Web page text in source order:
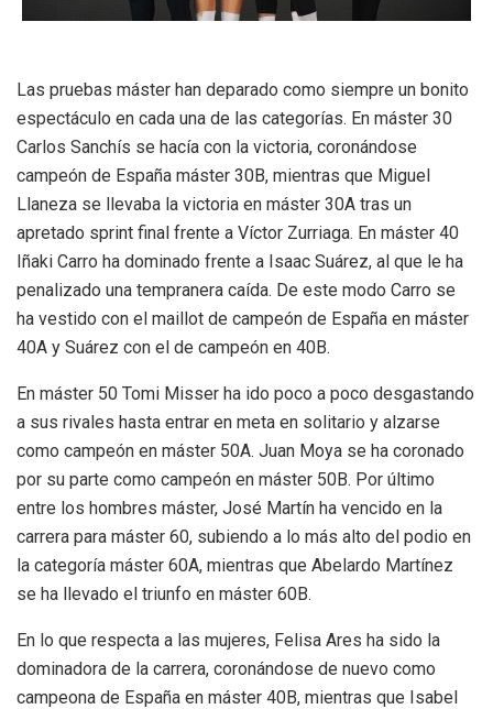
Las pruebas máster han deparado como siempre un bonito
espectáculo en cada una de las categorías. En máster 30
Carlos Sanchís se hacía con la victoria, coronándose
campeón de España máster 30B, mientras que Miguel
Llaneza se llevaba la victoria en máster 30A tras un
apretado sprint final frente a Víctor Zurriaga. En máster 40
Iñaki Carro ha dominado frente a Isaac Suárez, al que le ha
penalizado una tempranera caída. De este modo Carro se
ha vestido con el maillot de campeón de España en máster
40A y Suárez con el de campeón en 40B.
En máster 50 Tomi Misser ha ido poco a poco desgastando
a sus rivales hasta entrar en meta en solitario y alzarse
como campeón en máster 50A. Juan Moya se ha coronado
por su parte como campeón en máster 50B. Por último
entre los hombres máster, José Martín ha vencido en la
carrera para máster 60, subiendo a lo más alto del podio en
la categoría máster 60A, mientras que Abelardo Martínez
se ha llevado el triunfo en máster 60B.
En lo que respecta a las mujeres, Felisa Ares ha sido la
dominadora de la carrera, coronándose de nuevo como
campeona de España en máster 40B, mientras que Isabel